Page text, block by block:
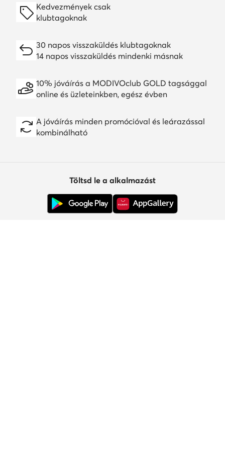
Kedvezmények csak
klubtagoknak
30 napos visszaküldés klubtagoknak
14 napos visszaküldés mindenki másnak
10% jóváírás a MODIVOclub GOLD tagsággal
online és üzleteinkben, egész évben
A jóváírás minden promócióval és leárazással
kombinálható
Töltsd le a alkalmazást